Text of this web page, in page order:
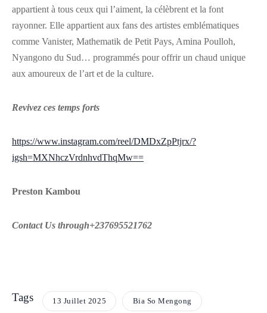
appartient à tous ceux qui l’aiment, la célèbrent et la font
rayonner. Elle appartient aux fans des artistes emblématiques
comme Vanister, Mathematik de Petit Pays, Amina Poulloh,
Nyangono du Sud… programmés pour offrir un chaud unique
aux amoureux de l’art et de la culture.
Revivez ces temps forts
https://www.instagram.com/reel/DMDxZpPtjrx/?
igsh=MXNhczVrdnhvdThqMw==
Preston Kambou
Contact Us through+237695521762
Tags 13 Juillet 2025 Bia So Mengong